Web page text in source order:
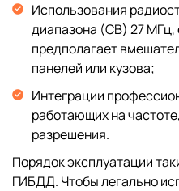
Использования
диапазона (CB) 27
предполагает
панелей или кузова;
Интеграции
работающих на
разрешения.
Порядок эксплуатации
ГИБДД. Чтобы легально